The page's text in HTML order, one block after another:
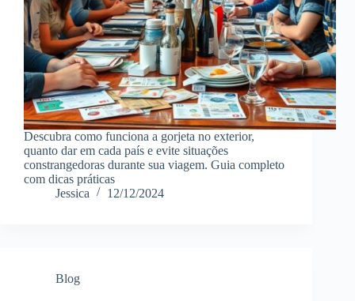
Descubra como funciona a gorjeta no exterior,
quanto dar em cada país e evite situações
constrangedoras durante sua viagem. Guia completo
com dicas práticas
Jessica
12/12/2024
Blog